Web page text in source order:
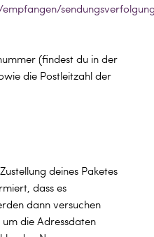
(findest du in der
die Postleitzahl der
deines Paketes
dass es
dann versuchen
die Adressdaten